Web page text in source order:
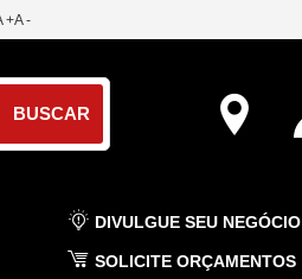
+A -
DIVULGUE SEU NEGÓCIO
SOLICITE ORÇAMENTOS